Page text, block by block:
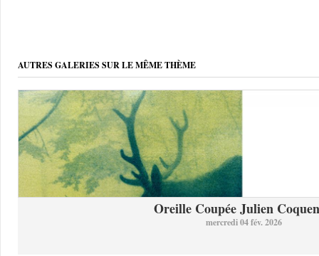
AUTRES GALERIES SUR LE MÊME THÈME
Oreille Coupée Julien
mercredi 04 fév. 2026